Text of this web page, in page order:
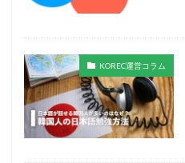
KOREC運営コラム